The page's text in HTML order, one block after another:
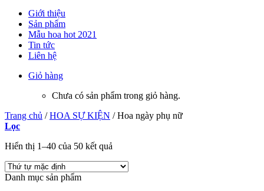
Giới thiệu
Sản phẩm
Mẫu hoa hot 2021
Tin tức
Liên hệ
Giỏ hàng
Chưa có sản phẩm trong giỏ hàng.
Trang chủ / HOA SỰ KIỆN /Hoa ngày phụ nữ
Lọc
Hiển thị 1–40 của 50 kết quả
Danh mục sản phẩm